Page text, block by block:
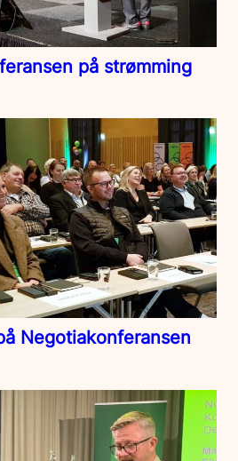
på strømming
Negotiakonferansen